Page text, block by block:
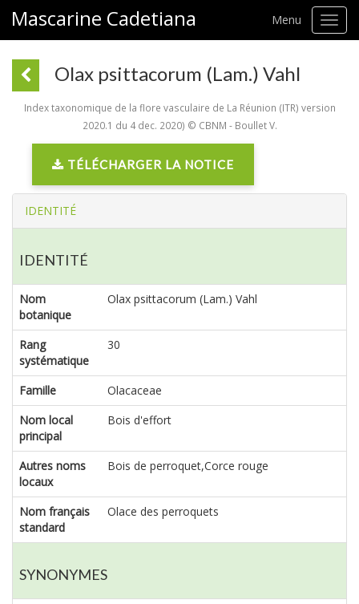
Mascarine Cadetiana Menu
Olax psittacorum (Lam.) Vahl
Index taxonomique de la flore vasculaire de La Réunion (ITR) version
2020.1 du 4 dec. 2020) © CBNM - Boullet V.
TÉLÉCHARGER LA NOTICE
IDENTITÉ
IDENTITÉ
Nom
botanique
Olax psittacorum (Lam.) Vahl
Rang
systématique
30
Famille
Olacaceae
Nom local
principal
Bois d'effort
Autres noms
locaux
Bois de perroquet,Corce rouge
Nom français
standard
Olace des perroquets
SYNONYMES